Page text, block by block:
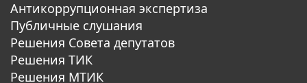
Антикоррупционная экспертиза
Публичные слушания
Решения Совета депутатов
Решения ТИК
Решения МТИК